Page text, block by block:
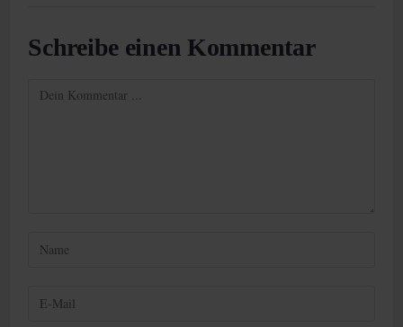
Schreibe einen Kommentar
Kommentieren
Gib
oder
Gib